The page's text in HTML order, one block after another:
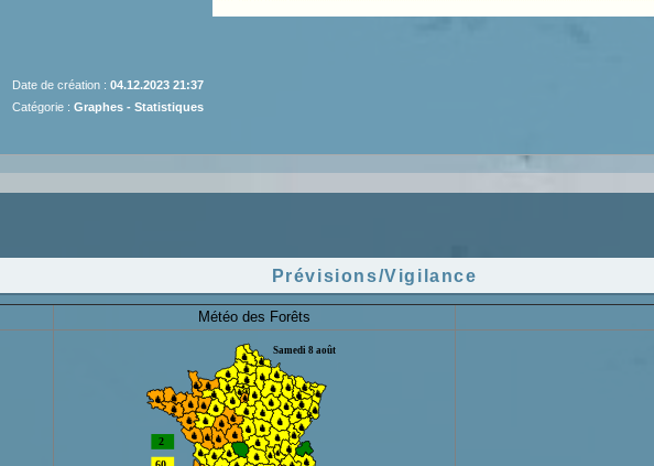
Date de création : 04.12.2023 21:37
Catégorie : Graphes - Statistiques
Prévisions/Vigilance
Météo des Forêts